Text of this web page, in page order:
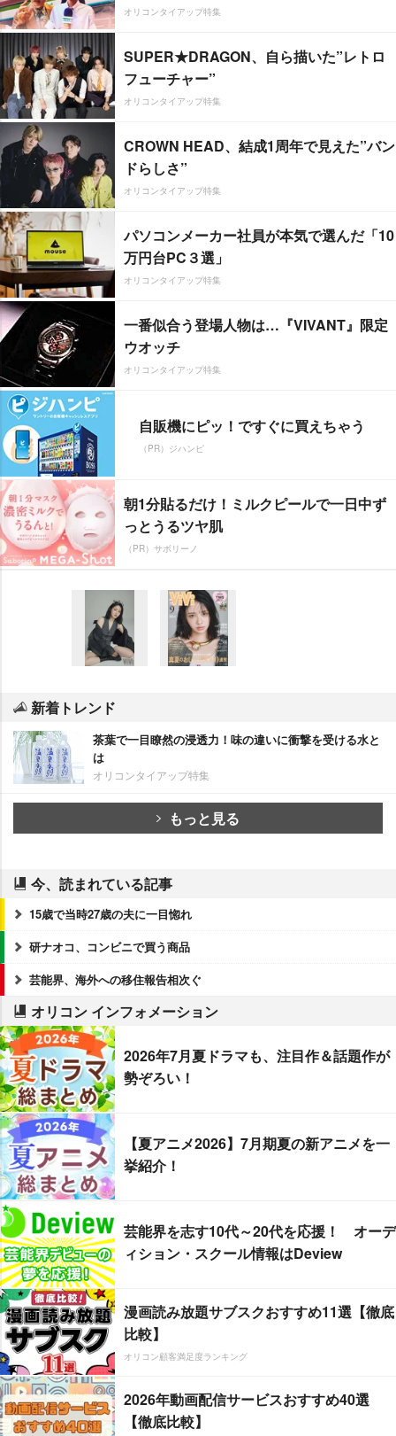
オリコンタイアップ特集
SUPER★DRAGON、自ら描いた”レトロ
フューチャー”
オリコンタイアップ特集
CROWN HEAD、結成1周年で見えた”バン
ドらしさ”
オリコンタイアップ特集
パソコンメーカー社員が本気で選んだ「10
万円台PC３選」
オリコンタイアップ特集
一番似合う登場人物は…『VIVANT』限定
ウオッチ
オリコンタイアップ特集
自販機にピッ！ですぐに買えちゃう
（PR）ジハンピ
朝1分貼るだけ！ミルクピールで一日中ず
っとうるツヤ肌
（PR）サボリーノ
新着トレンド
茶葉で一目瞭然の浸透力！味の違いに衝撃を受ける水と
は
オリコンタイアップ特集
もっと見る
今、読まれている記事
15歳で当時27歳の夫に一目惚れ
研ナオコ、コンビニで買う商品
芸能界、海外への移住報告相次ぐ
オリコン インフォメーション
2026年7月夏ドラマも、注目作＆話題作が
勢ぞろい！
【夏アニメ2026】7月期夏の新アニメを一
挙紹介！
芸能界を志す10代～20代を応援！ オーデ
ィション・スクール情報はDeview
漫画読み放題サブスクおすすめ11選【徹底
比較】
オリコン顧客満足度ランキング
2026年動画配信サービスおすすめ40選
【徹底比較】